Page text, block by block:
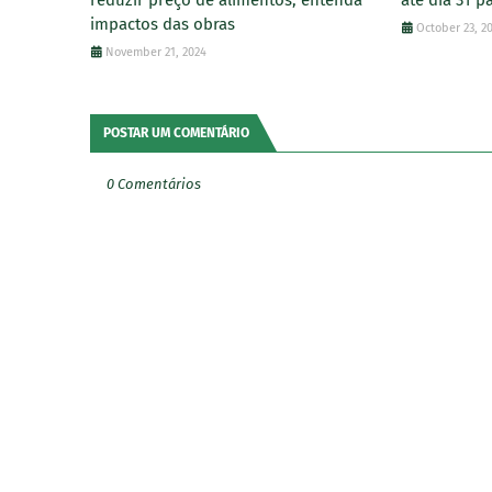
impactos das obras
November 21, 2024
October 23,
POSTAR UM COMENTÁRIO
0 Comentários